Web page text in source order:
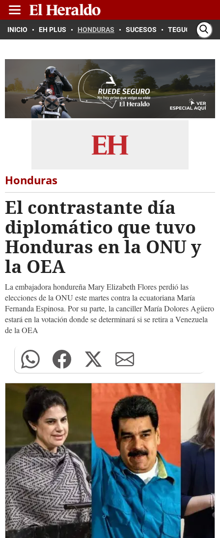
INICIO EH PLUS HONDURAS SUCESOS TEGUCIGALPA
Honduras
El contrastante día
diplomático que tuvo
Honduras en la ONU y
la OEA
La embajadora hondureña Mary Elizabeth Flores perdió las
elecciones de la ONU este martes contra la ecuatoriana María
Fernanda Espinosa. Por su parte, la canciller María Dolores Agüero
estará en la votación donde se determinará si se retira a Venezuela
de la OEA